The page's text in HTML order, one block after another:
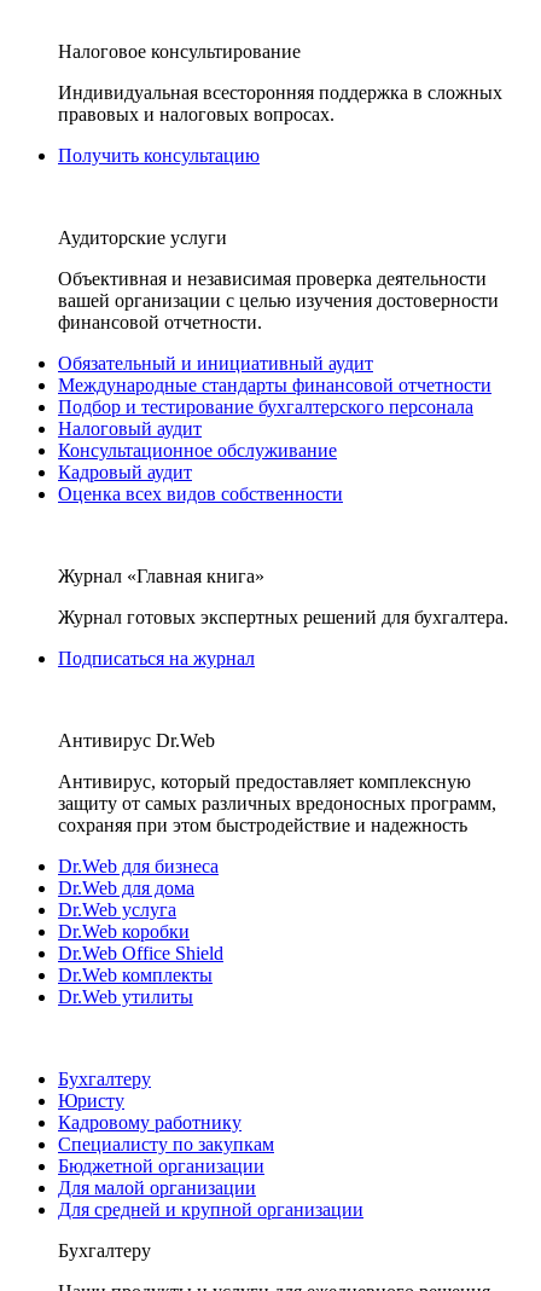
Налоговое консультирование
Индивидуальная всесторонняя поддержка в сложных
правовых и налоговых вопросах.
Получить консультацию
Аудиторские услуги
Объективная и независимая проверка деятельности
вашей организации с целью изучения достоверности
финансовой отчетности.
Обязательный и инициативный аудит
Международные стандарты финансовой отчетности
Подбор и тестирование бухгалтерского персонала
Налоговый аудит
Консультационное обслуживание
Кадровый аудит
Оценка всех видов собственности
Журнал «Главная книга»
Журнал готовых экспертных решений для бухгалтера.
Подписаться на журнал
Антивирус Dr.Web
Антивирус, который предоставляет комплексную
защиту от самых различных вредоносных программ,
сохраняя при этом быстродействие и надежность
Dr.Web для бизнеса
Dr.Web для дома
Dr.Web услуга
Dr.Web коробки
Dr.Web Office Shield
Dr.Web комплекты
Dr.Web утилиты
Бухгалтеру
Юристу
Кадровому работнику
Специалисту по закупкам
Бюджетной организации
Для малой организации
Для средней и крупной организации
Бухгалтеру